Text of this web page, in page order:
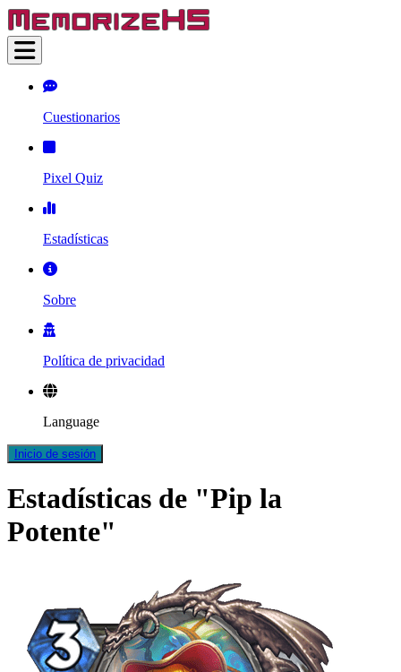
Cuestionarios
Pixel Quiz
Estadísticas
Sobre
Política de privacidad
Language
Inicio de sesión
Estadísticas de "Pip la
Potente"